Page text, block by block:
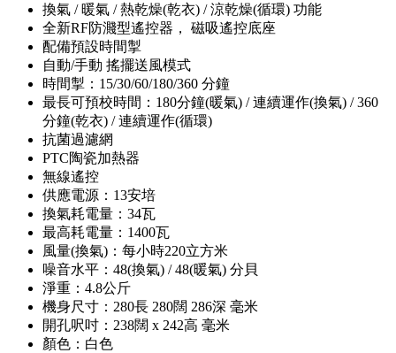
換氣 / 暖氣 / 熱乾燥(乾衣) / 涼乾燥(循環) 功能
全新RF防濺型遙控器， 磁吸遙控底座
配備預設時間掣
自動/手動 搖擺送風模式
時間掣：15/30/60/180/360 分鐘
最長可預校時間：180分鐘(暖氣) / 連續運作(換氣) / 360
分鐘(乾衣) / 連續運作(循環)
抗菌過濾網
PTC陶瓷加熱器
無線遙控
供應電源：13安培
換氣耗電量：34瓦
最高耗電量：1400瓦
風量(換氣)：每小時220立方米
噪音水平：48(換氣) / 48(暖氣) 分貝
淨重：4.8公斤
機身尺寸：280長 280闊 286深 毫米
開孔呎吋：238闊 x 242高 毫米
顏色：白色